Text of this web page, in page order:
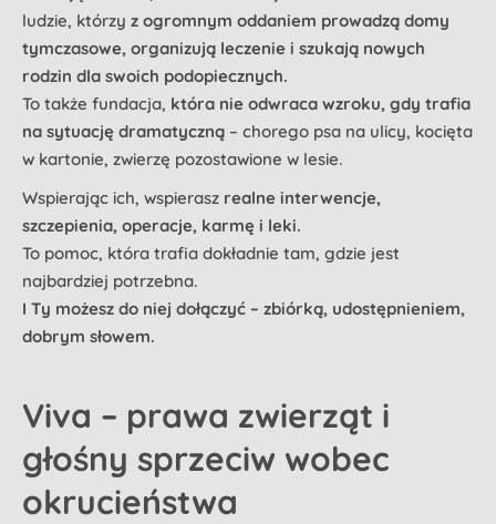
ludzie, którzy z ogromnym oddaniem prowadzą domy
tymczasowe, organizują leczenie i szukają nowych
rodzin dla swoich podopiecznych.
To także fundacja, która nie odwraca wzroku, gdy trafia
na sytuację dramatyczną – chorego psa na ulicy, kocięta
w kartonie, zwierzę pozostawione w lesie.
Wspierając ich, wspierasz realne interwencje,
szczepienia, operacje, karmę i leki.
To pomoc, która trafia dokładnie tam, gdzie jest
najbardziej potrzebna.
I Ty możesz do niej dołączyć – zbiórką, udostępnieniem,
dobrym słowem.
Viva – prawa zwierząt i
głośny sprzeciw wobec
okrucieństwa